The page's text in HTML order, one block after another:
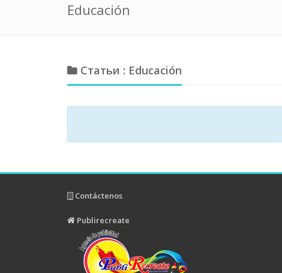
Educación
Статьи : Educación
Contáctenos
Publirecreate